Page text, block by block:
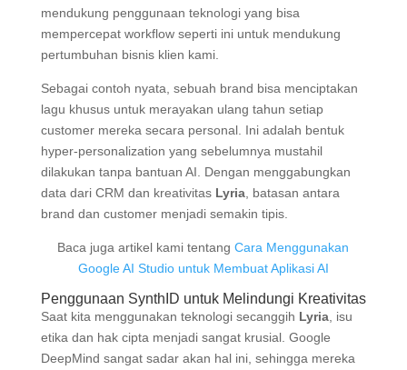
mendukung penggunaan teknologi yang bisa
mempercepat workflow seperti ini untuk mendukung
pertumbuhan bisnis klien kami.
Sebagai contoh nyata, sebuah brand bisa menciptakan
lagu khusus untuk merayakan ulang tahun setiap
customer mereka secara personal. Ini adalah bentuk
hyper-personalization yang sebelumnya mustahil
dilakukan tanpa bantuan AI. Dengan menggabungkan
data dari CRM dan kreativitas Lyria, batasan antara
brand dan customer menjadi semakin tipis.
Baca juga artikel kami tentangCara Menggunakan
Google AI Studio untuk Membuat Aplikasi AI
Penggunaan SynthID untuk Melindungi Kreativitas
Saat kita menggunakan teknologi secanggih Lyria, isu
etika dan hak cipta menjadi sangat krusial. Google
DeepMind sangat sadar akan hal ini, sehingga mereka